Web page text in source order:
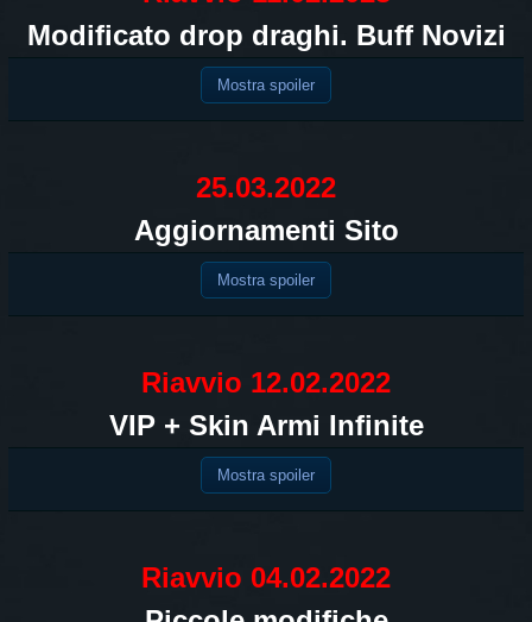
Modificato drop draghi. Buff Novizi
Mostra spoiler
25.03.2022
Aggiornamenti Sito
Mostra spoiler
Riavvio 12.02.2022
VIP + Skin Armi Infinite
Mostra spoiler
Riavvio 04.02.2022